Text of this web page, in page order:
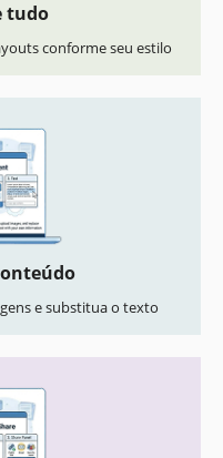
tudo
conforme seu estilo
e substitua o texto